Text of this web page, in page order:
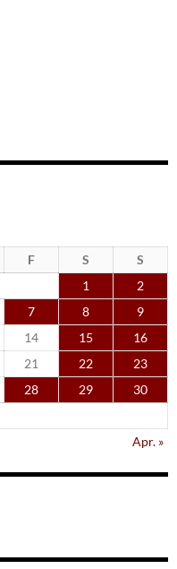
F S
S
1
2
7 8
9
14 15
16
21 22
23
28 29
30
Apr. »